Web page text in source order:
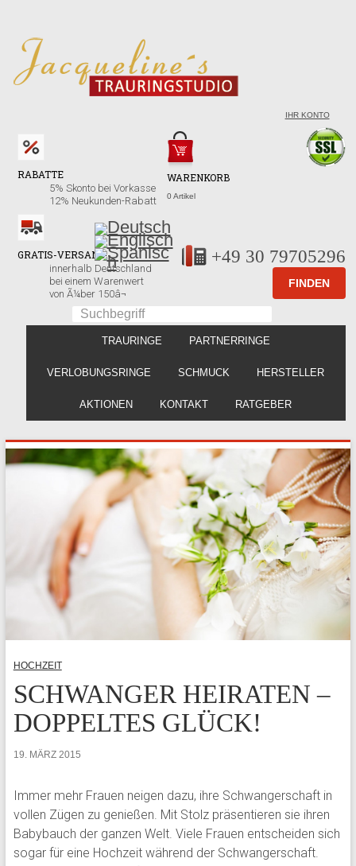
IHR KONTO
WARENKORB
0 Artikel
RABATTE
5% Skonto bei Vorkasse
12% Neukunden-Rabatt
GRATIS-VERSAND!
innerhalb Deutschland
bei einem Warenwert
von Ã¼ber 150â¬
+49 30 79705296
TRAURINGE PARTNERRINGE
VERLOBUNGSRINGE SCHMUCK HERSTELLER
AKTIONEN KONTAKT RATGEBER
HOCHZEIT
SCHWANGER HEIRATEN –
DOPPELTES GLÜCK!
19. MÄRZ 2015
Immer mehr Frauen neigen dazu, ihre Schwangerschaft in
vollen Zügen zu genießen. Mit Stolz präsentieren sie ihren
Babybauch der ganzen Welt. Viele Frauen entscheiden sich
sogar für eine Hochzeit während der Schwangerschaft.